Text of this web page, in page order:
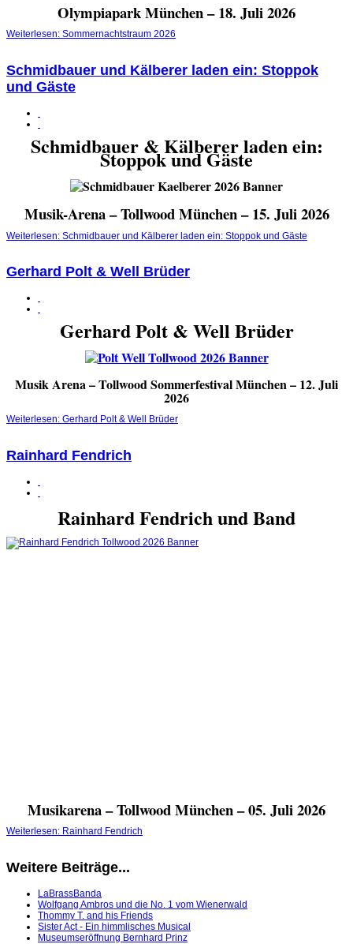
Olympiapark München – 18. Juli 2026
Weiterlesen: Sommernachtstraum 2026
Schmidbauer und Kälberer laden ein: Stoppok
und Gäste
Schmidbauer & Kälberer laden ein:
Stoppok und Gäste
Musik-Arena – Tollwood München – 15. Juli 2026
Weiterlesen: Schmidbauer und Kälberer laden ein: Stoppok und Gäste
Gerhard Polt & Well Brüder
Gerhard Polt & Well Brüder
Musik Arena – Tollwood Sommerfestival München – 12. Juli
2026
Weiterlesen: Gerhard Polt & Well Brüder
Rainhard Fendrich
Rainhard Fendrich und Band
Musikarena – Tollwood München – 05. Juli 2026
Weiterlesen: Rainhard Fendrich
Weitere Beiträge...
LaBrassBanda
Wolfgang Ambros und die No. 1 vom Wienerwald
Thommy T. and his Friends
Sister Act - Ein himmlisches Musical
Museumseröffnung Bernhard Prinz